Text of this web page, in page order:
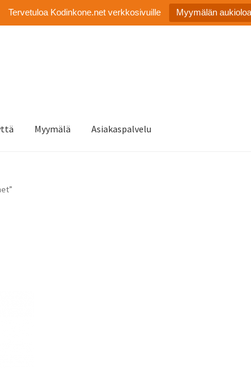
Tervetuloa Kodinkone.net verkkosivuille Myymälän
Myymälä Asiakaspalvelu